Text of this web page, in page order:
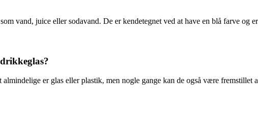
vand, juice eller sodavand. De er kendetegnet ved at have en blå farve og
er glas eller plastik, men nogle gange kan de også være fremstillet